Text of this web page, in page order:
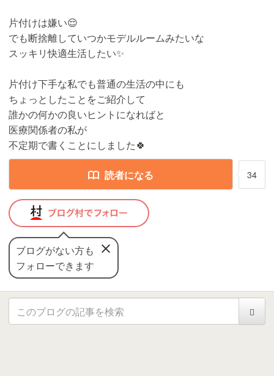
片付けは嫌い😌
でも断捨離していつかモデルルームみたいな
スッキリ快適生活したい✨
片付け下手な私でも普通の生活の中にも
ちょっとしたことをご紹介して
誰かの何かの良いヒントになればと
医療関係者の私が
不定期で書くことにしました🍀
読者になる 34
ブログがない方も
フォローできます